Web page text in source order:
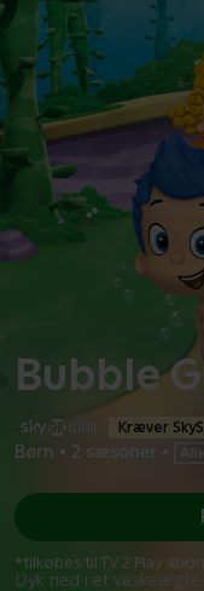
Bubble
Kræver
Børn • 2 sæsoner •
Dyk ned i et vaskeægte
*tilkøbes til TV 2 Play